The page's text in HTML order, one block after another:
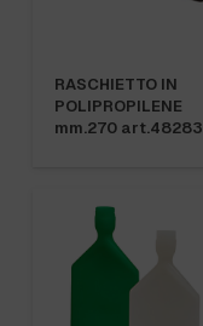
RASCHIETTO IN
POLIPROPILENE
mm.270 art.48283